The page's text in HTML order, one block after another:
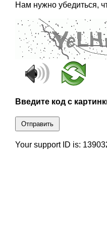
Нам нужно убедиться,
Введите код с
Отправить
Your support ID is: